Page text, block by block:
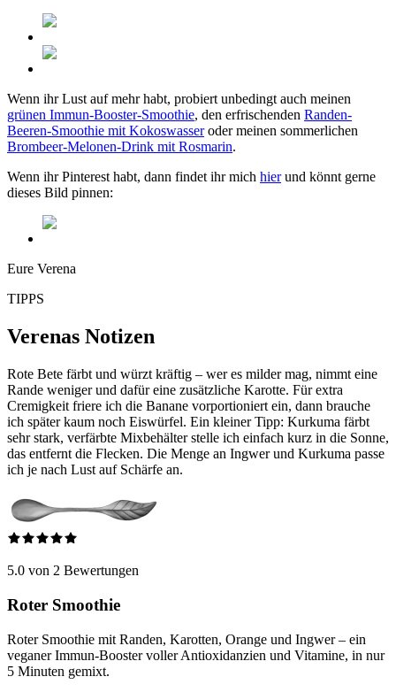
Wenn ihr Lust auf mehr habt, probiert unbedingt auch meinen
grünen Immun-Booster-Smoothie, den erfrischenden Randen-
Beeren-Smoothie mit Kokoswasseroder meinen sommerlichen
Brombeer-Melonen-Drink mit Rosmarin.
Wenn ihr Pinterest habt, dann findet ihr mich hierund könnt gerne
dieses Bild pinnen:
Eure Verena
TIPPS
Verenas Notizen
Rote Bete färbt und würzt kräftig – wer es milder mag, nimmt eine
Rande weniger und dafür eine zusätzliche Karotte. Für extra
Cremigkeit friere ich die Banane vorportioniert ein, dann brauche
ich später kaum noch Eiswürfel. Ein kleiner Tipp: Kurkuma färbt
sehr stark, verfärbte Mixbehälter stelle ich einfach kurz in die Sonne,
das entfernt die Flecken. Die Menge an Ingwer und Kurkuma passe
ich je nach Lust auf Schärfe an.
5.0 von 2 Bewertungen
Roter Smoothie
Roter Smoothie mit Randen, Karotten, Orange und Ingwer – ein
veganer Immun-Booster voller Antioxidanzien und Vitamine, in nur
5 Minuten gemixt.